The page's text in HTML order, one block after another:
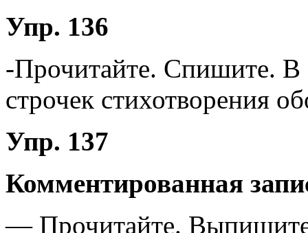
Упр. 136
-Прочитайте. Спишите. В
строчек стихотворения
Упр. 137
Комментированная
— Прочитайте. Выпишите